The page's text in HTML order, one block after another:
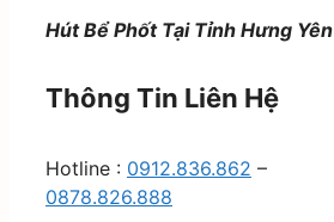
Hút Bể Phốt Tại Tỉnh Hưng Yên
Thông Tin Liên Hệ
Hotline : 0912.836.862 –
0878.826.888